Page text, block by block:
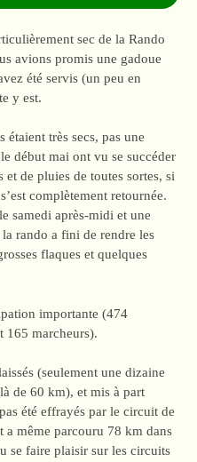
sec de la Rando
avions promis une gadoue
été servis (un peu en
y est.
étaient très secs, pas une
début mai ont vu se succéder
et de pluies de toutes sortes, si
complètement retournée.
samedi après-midi et une
rando a fini de rendre les
flaques et quelques
importante (474
165 marcheurs).
(seulement une dizaine
de 60 km), et mis à part
été effrayés par le circuit de
a même parcouru 78 km dans
se faire plaisir sur les circuits